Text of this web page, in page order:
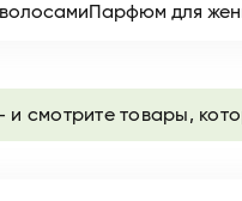
Парфюм для
и смотрите товары,